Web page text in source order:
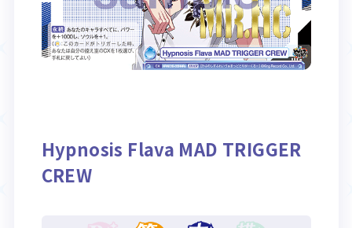
Hypnosis Flava MAD TRIGGER
CREW